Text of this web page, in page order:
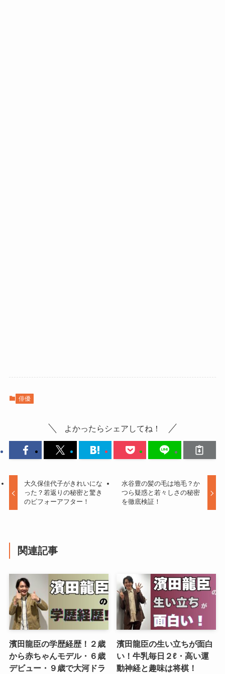
俳優
よかったらシェアしてね！
大久保佳代子がきれいにな
った？若返りの秘密と驚き
のビフォーアフター！
水谷豊の髪の毛は地毛？か
つら疑惑と若々しさの秘密
を徹底検証！
関連記事
濱田龍臣の学歴経歴！２歳
から赤ちゃんモデル・６歳
デビュー・９歳で大河ドラ
濱田龍臣の生い立ちが面白
い！牛乳毎日２ℓ・高い運
動神経と趣味は将棋！